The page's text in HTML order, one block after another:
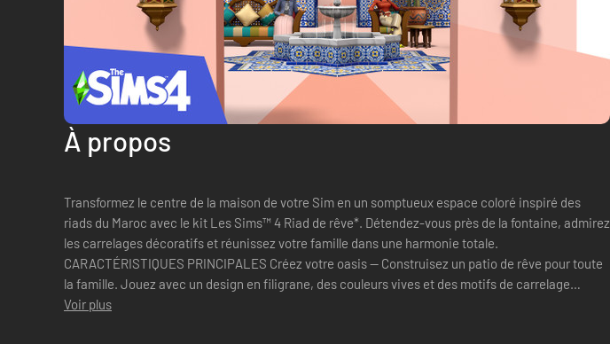
À propos
Transformez le centre de la maison de votre Sim en un somptueux espace coloré inspiré des
riads du Maroc avec le kit Les Sims™ 4 Riad de rêve*. Détendez-vous près de la fontaine, admirez
les carrelages décoratifs et réunissez votre famille dans une harmonie totale.
CARACTÉRISTIQUES PRINCIPALES Créez votre oasis — Construisez un patio de rêve pour toute
la famille. Jouez avec un design en filigrane, des couleurs vives et des motifs de carrelage
élaborés pour créer la base de vot...
Voir plus